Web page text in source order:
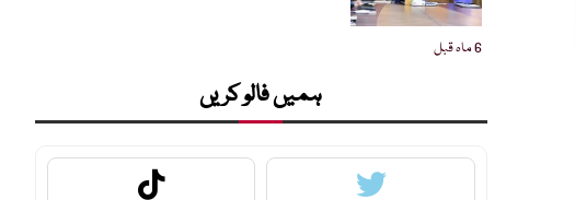
6 ماہ قبل
ہمیں فالو کریں